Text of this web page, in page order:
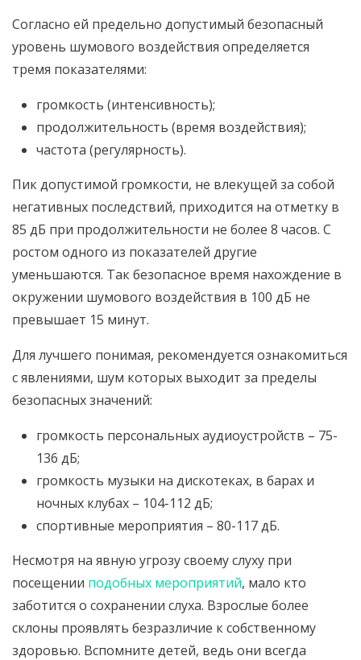
Согласно ей предельно допустимый безопасный
уровень шумового воздействия определяется
тремя показателями:
громкость (интенсивность);
продолжительность (время воздействия);
частота (регулярность).
Пик допустимой громкости, не влекущей за собой
негативных последствий, приходится на отметку в
85 дБ при продолжительности не более 8 часов. С
ростом одного из показателей другие
уменьшаются. Так безопасное время нахождение в
окружении шумового воздействия в 100 дБ не
превышает 15 минут.
Для лучшего понимая, рекомендуется ознакомиться
с явлениями, шум которых выходит за пределы
безопасных значений:
громкость персональных аудиоустройств – 75-
136 дБ;
громкость музыки на дискотеках, в барах и
ночных клубах – 104-112 дБ;
спортивные мероприятия – 80-117 дБ.
Несмотря на явную угрозу своему слуху при
посещении подобных мероприятий, мало кто
заботится о сохранении слуха. Взрослые более
склоны проявлять безразличие к собственному
здоровью. Вспомните детей, ведь они всегда